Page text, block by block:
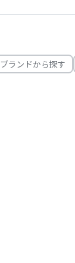
ブランドから探す